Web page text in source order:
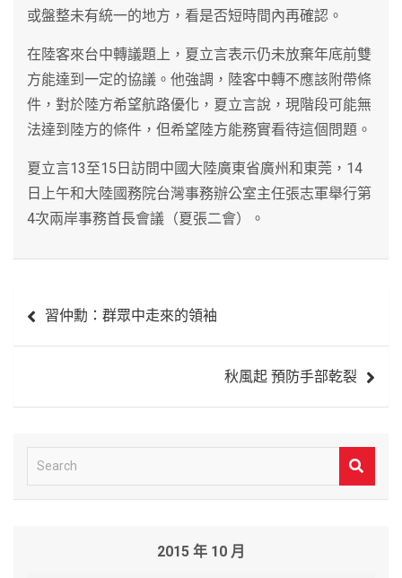
或盤整未有統一的地方，看是否短時間內再確認。
在陸客來台中轉議題上，夏立言表示仍未放棄年底前雙
方能達到一定的協議。他強調，陸客中轉不應該附帶條
件，對於陸方希望航路優化，夏立言說，現階段可能無
法達到陸方的條件，但希望陸方能務實看待這個問題。
夏立言13至15日訪問中國大陸廣東省廣州和東莞，14
日上午和大陸國務院台灣事務辦公室主任張志軍舉行第
4次兩岸事務首長會議（夏張二會）。
章
習仲勳：群眾中走來的領袖
秋風起 預防手部乾裂
e
2015 年 10 月